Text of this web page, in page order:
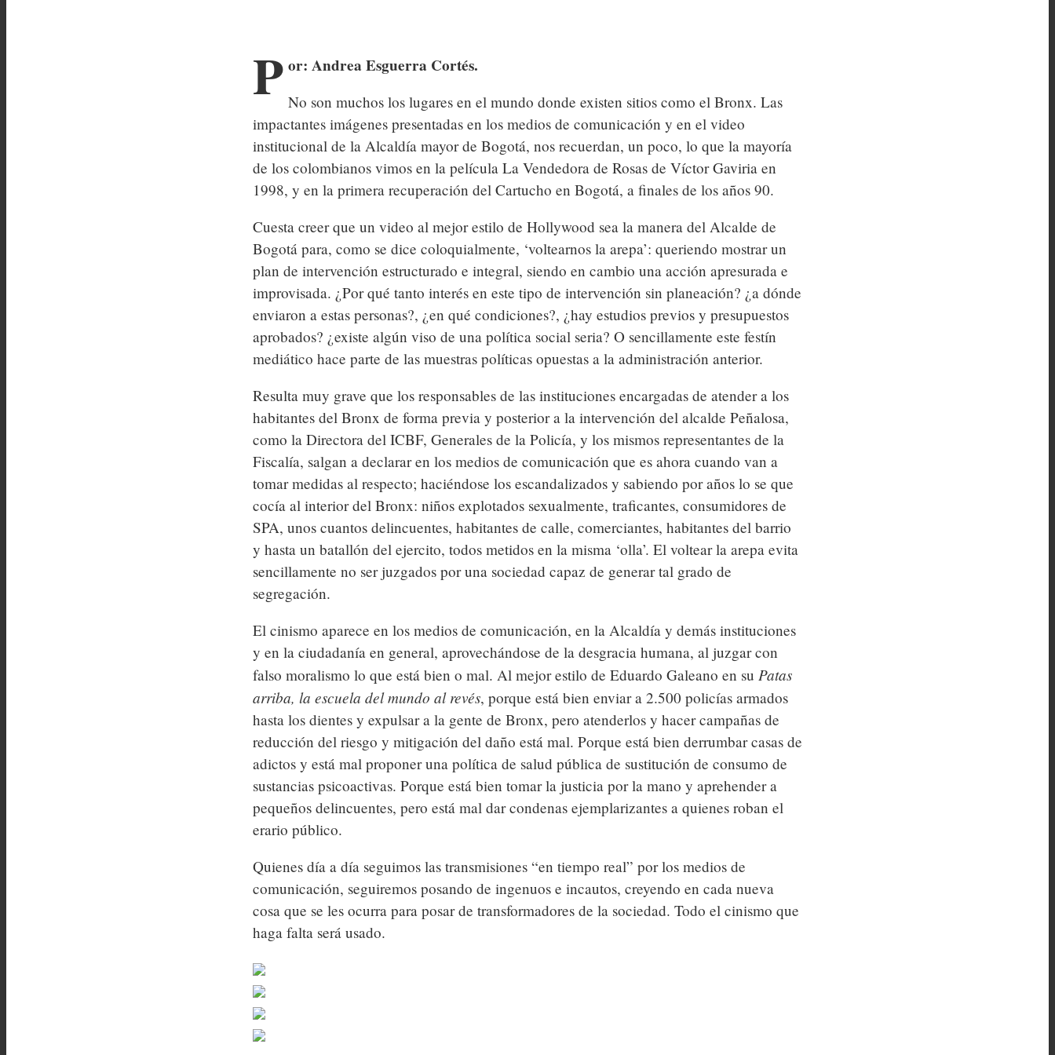
P or: Andrea Esguerra Cortés.
No son muchos los lugares en el mundo donde existen sitios como el Bronx. Las
impactantes imágenes presentadas en los medios de comunicación y en el video
institucional de la Alcaldía mayor de Bogotá, nos recuerdan, un poco, lo que la mayoría
de los colombianos vimos en la película La Vendedora de Rosas de Víctor Gaviria en
1998, y en la primera recuperación del Cartucho en Bogotá, a finales de los años 90.
Cuesta creer que un video al mejor estilo de Hollywood sea la manera del Alcalde de
Bogotá para, como se dice coloquialmente, ‘voltearnos la arepa’: queriendo mostrar un
plan de intervención estructurado e integral, siendo en cambio una acción apresurada e
improvisada. ¿Por qué tanto interés en este tipo de intervención sin planeación? ¿a dónde
enviaron a estas personas?, ¿en qué condiciones?, ¿hay estudios previos y presupuestos
aprobados? ¿existe algún viso de una política social seria? O sencillamente este festín
mediático hace parte de las muestras políticas opuestas a la administración anterior.
Resulta muy grave que los responsables de las instituciones encargadas de atender a los
habitantes del Bronx de forma previa y posterior a la intervención del alcalde Peñalosa,
como la Directora del ICBF, Generales de la Policía, y los mismos representantes de la
Fiscalía, salgan a declarar en los medios de comunicación que es ahora cuando van a
tomar medidas al respecto; haciéndose los escandalizados y sabiendo por años lo se que
cocía al interior del Bronx: niños explotados sexualmente, traficantes, consumidores de
SPA, unos cuantos delincuentes, habitantes de calle, comerciantes, habitantes del barrio
y hasta un batallón del ejercito, todos metidos en la misma ‘olla’. El voltear la arepa evita
sencillamente no ser juzgados por una sociedad capaz de generar tal grado de
segregación.
El cinismo aparece en los medios de comunicación, en la Alcaldía y demás instituciones
y en la ciudadanía en general, aprovechándose de la desgracia humana, al juzgar con
falso moralismo lo que está bien o mal. Al mejor estilo de Eduardo Galeano en su Patas
arriba, la escuela del mundo al revés, porque está bien enviar a 2.500 policías armados
hasta los dientes y expulsar a la gente de Bronx, pero atenderlos y hacer campañas de
reducción del riesgo y mitigación del daño está mal. Porque está bien derrumbar casas de
adictos y está mal proponer una política de salud pública de sustitución de consumo de
sustancias psicoactivas. Porque está bien tomar la justicia por la mano y aprehender a
pequeños delincuentes, pero está mal dar condenas ejemplarizantes a quienes roban el
erario público.
Quienes día a día seguimos las transmisiones “en tiempo real” por los medios de
comunicación, seguiremos posando de ingenuos e incautos, creyendo en cada nueva
cosa que se les ocurra para posar de transformadores de la sociedad. Todo el cinismo que
haga falta será usado.